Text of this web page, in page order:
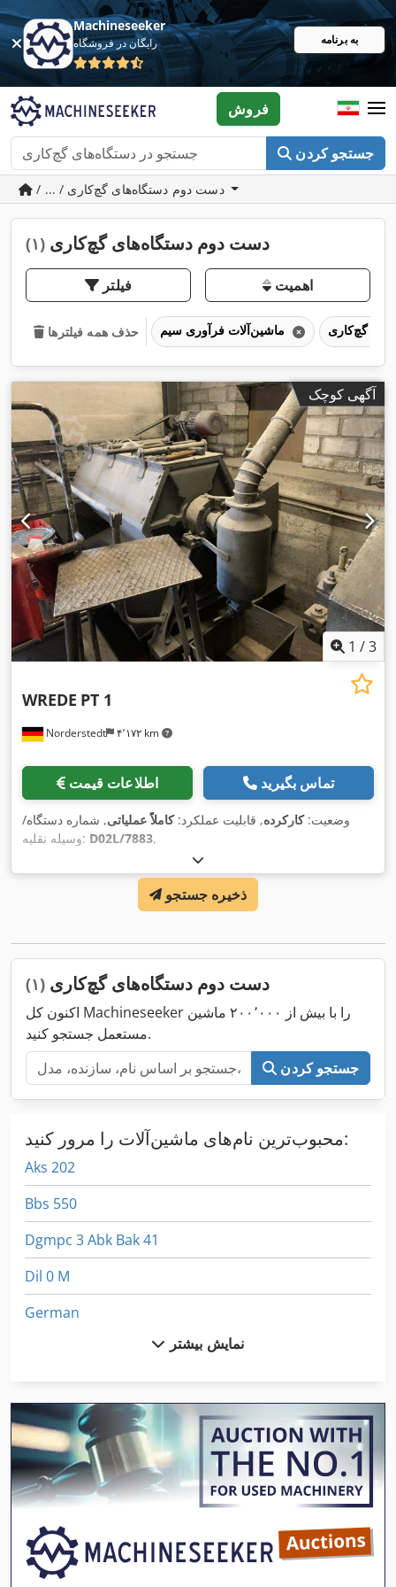
Machineseeker
رایگان در فروشگاه به برنامه
جستجو کردن
فروش
/ ... / دست دوم دستگاه‌های گچ‌کاری
دست دوم دستگاه‌های گچ‌کاری (۱)
فیلتر اهمیت
حذف همه فیلترها
آگهی کوچک
1 /3
Norderstedt ۴٬۱۷۲ km
WREDE PT 1
اطلاعات قیمت تماس بگیرید
وضعیت:کارکرده, قابلیت عملکرد:کاملاً عملیاتی, شماره دستگاه/
وسیله نقلیه: D02L/7883,
ذخیره جستجو
دست دوم دستگاه‌های گچ‌کاری (۱)
اکنون کل Machineseeker را با بیش از ۲۰۰٬۰۰۰ ماشین
مستعمل جستجو کنید.
جستجو کردن
محبوب‌ترین نام‌های ماشین‌آلات را مرور کنید:
Aks 202
Bbs 550
Dgmpc 3 Abk Bak 41
Dil 0 M
German
Ka 77
Kappa 550
Kgs 1670
Meh 5 2 1 8 B
Ng 200
نمایش بیشتر